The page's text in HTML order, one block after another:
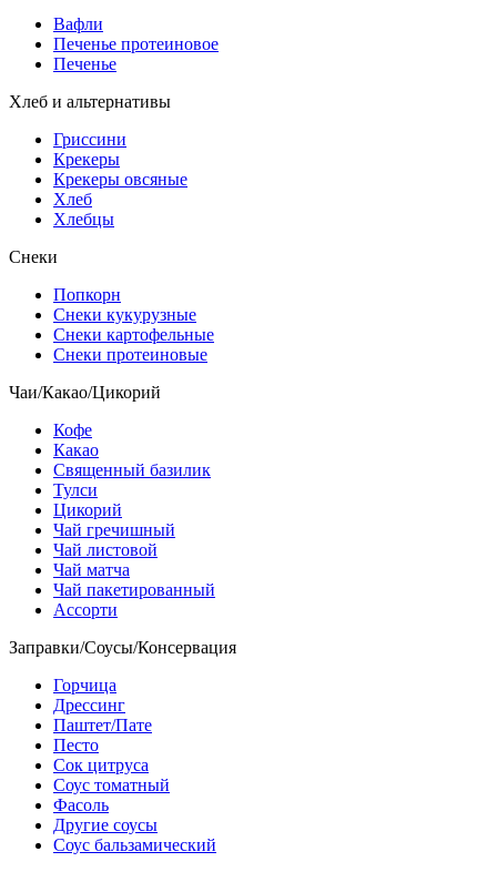
Вафли
Печенье протеиновое
Печенье
Хлеб и альтернативы
Гриссини
Крекеры
Крекеры овсяные
Хлеб
Хлебцы
Снеки
Попкорн
Снеки кукурузные
Снеки картофельные
Снеки протеиновые
Чаи/Какао/Цикорий
Кофе
Какао
Священный базилик
Тулси
Цикорий
Чай гречишный
Чай листовой
Чай матча
Чай пакетированный
Ассорти
Заправки/Соусы/Консервация
Горчица
Дрессинг
Паштет/Пате
Песто
Сок цитруса
Соус томатный
Фасоль
Другие соусы
Соус бальзамический